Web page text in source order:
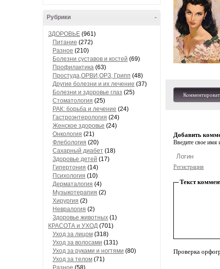
-
Рубрики
ЗДОРОВЬЕ (961)
Питание (272)
Разное (210)
Болезни суставов и костей (69)
Профилактика (63)
Простуда,ОРВИ,ОРЗ, Грипп (48)
Другие болезни и их лечение (37)
Болезни и здоровье глаз (25)
Стоматология (25)
РАК: борьба и лечение (24)
Гастроэнтерология (24)
Женское здоровье (24)
Онкология (21)
Флебология (20)
Сахарный диабет (18)
Здоровье детей (17)
Гипертония (14)
Психология (10)
Дерматалогия (4)
Музыкотерапия (2)
Хирургия (2)
Невралогия (2)
Здоровье животных (1)
КРАСОТА и УХОД (701)
Уход за лицом (318)
Уход за волосами (131)
Уход за руками и ногтями (80)
Уход за телом (71)
Разное (58)
Добавить
Введите свое имя
Регистрация
Текст
Проверка